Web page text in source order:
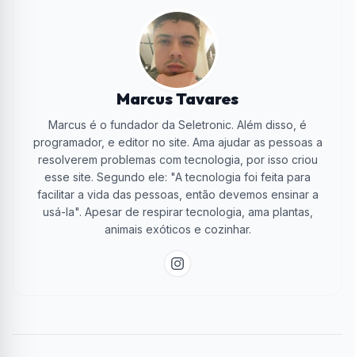
Marcus Tavares
Marcus é o fundador da Seletronic. Além disso, é
programador, e editor no site. Ama ajudar as pessoas a
resolverem problemas com tecnologia, por isso criou
esse site. Segundo ele: "A tecnologia foi feita para
facilitar a vida das pessoas, então devemos ensinar a
usá-la". Apesar de respirar tecnologia, ama plantas,
animais exóticos e cozinhar.